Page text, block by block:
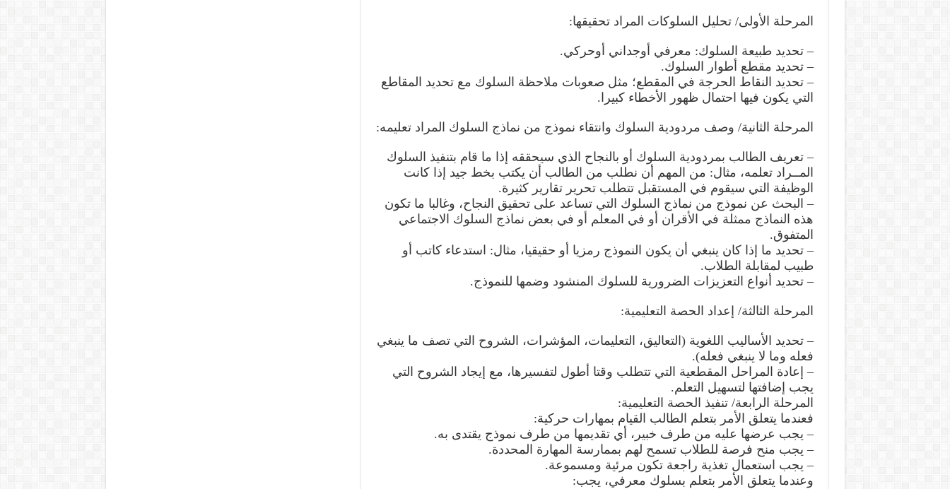
المرحلة الأولى/ تحليل السلوكات المراد تحقيقها:
– تحديد طبيعة السلوك: معرفي أوجداني أوحركي.
– تحديد مقطع أطوار السلوك.
– تحديد النقاط الحرجة في المقطع؛ مثل صعوبات ملاحظة السلوك مع تحديد المقاطع
التي يكون فيها احتمال ظهور الأخطاء كبيرا.
المرحلة الثانية/ وصف مردودية السلوك وانتقاء نموذج من نماذج السلوك المراد تعليمه:
– تعريف الطالب بمردودية السلوك أو بالنجاح الذي سيحققه إذا ما قام بتنفيذ السلوك
المــراد تعلمه، مثال: من المهم أن نطلب من الطالب أن يكتب بخط جيد إذا كانت
الوظيفة التي سيقوم في المستقبل تتطلب تحرير تقارير كثيرة.
– البحث عن نموذج من نماذج السلوك التي تساعد على تحقيق النجاح، وغالبا ما تكون
هذه النماذج ممثلة في الأقران أو في المعلم أو في بعض نماذج السلوك الاجتماعي
المتفوق.
– تحديد ما إذا كان ينبغي أن يكون النموذج رمزيا أو حقيقيا، مثال: استدعاء كاتب أو
طبيب لمقابلة الطلاب.
– تحديد أنواع التعزيزات الضرورية للسلوك المنشود وضمها للنموذج.
المرحلة الثالثة/ إعداد الحصة التعليمية:
– تحديد الأساليب اللغوية (التعاليق، التعليمات، المؤشرات، الشروح التي تصف ما ينبغي
فعله وما لا ينبغي فعله).
– إعادة المراحل المقطعية التي تتطلب وقتا أطول لتفسيرها، مع إيجاد الشروح التي
يجب إضافتها لتسهيل التعلم.
المرحلة الرابعة/ تنفيذ الحصة التعليمية:
فعندما يتعلق الأمر بتعلم الطالب القيام بمهارات حركية:
– يجب عرضها عليه من طرف خبير، أي تقديمها من طرف نموذج يقتدى به.
– يجب منح فرصة للطلاب تسمح لهم بممارسة المهارة المحددة.
– يجب استعمال تغذية راجعة تكون مرئية ومسموعة.
وعندما يتعلق الأمر بتعلم بسلوك معرفي، يجب: